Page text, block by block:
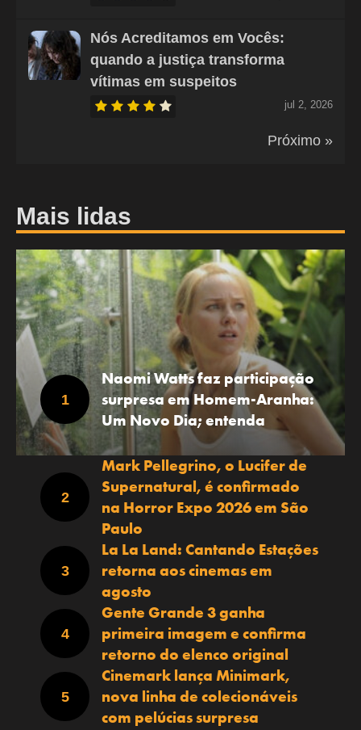
Nós Acreditamos em Vocês:
quando a justiça transforma
vítimas em suspeitos
jul 2, 2026
Próximo »
Mais lidas
Naomi Watts faz participação
surpresa em Homem-Aranha:
Um Novo Dia; entenda
Mark Pellegrino, o Lucifer de
Supernatural, é confirmado
na Horror Expo 2026 em São
Paulo
La La Land: Cantando Estações
retorna aos cinemas em
agosto
Gente Grande 3 ganha
primeira imagem e confirma
retorno do elenco original
Cinemark lança Minimark,
nova linha de colecionáveis
com pelúcias surpresa